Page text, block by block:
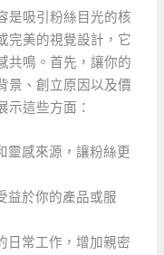
是吸引粉絲目光的核
完美的視覺設計，它
共鳴。首先，讓你的
景、創立原因以及價
示這些方面：
靈感來源，讓粉絲更
益於你的產品或服
日常工作，增加親密